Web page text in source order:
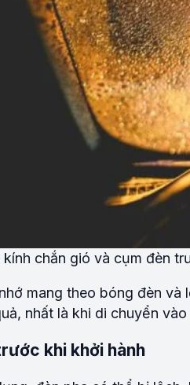
kính chắn gió và cụm đèn
mang theo bóng đèn
nhất là khi di chuyển
khi khởi hành